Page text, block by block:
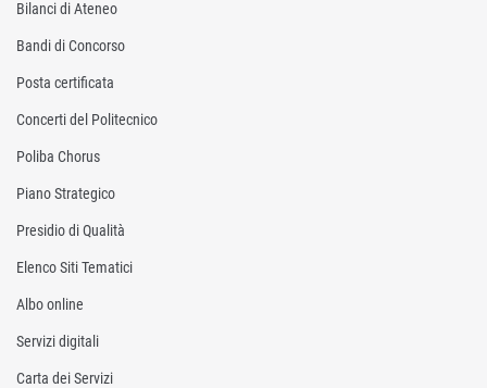
Bilanci di Ateneo
Bandi di Concorso
Posta certificata
Concerti del Politecnico
Poliba Chorus
Piano Strategico
Presidio di Qualità
Elenco Siti Tematici
Albo online
Servizi digitali
Carta dei Servizi